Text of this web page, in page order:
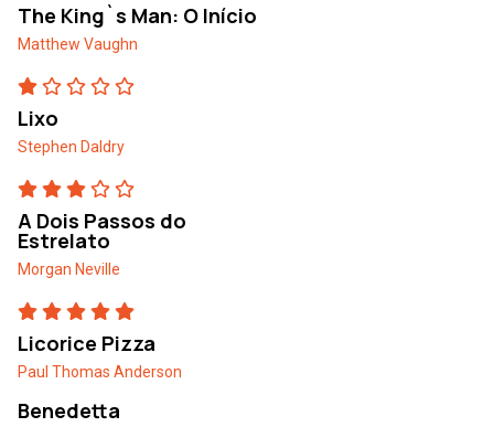
The King`s Man: O Início
Matthew Vaughn
Lixo
Stephen Daldry
A Dois Passos do
Estrelato
Morgan Neville
Licorice Pizza
Paul Thomas Anderson
Benedetta